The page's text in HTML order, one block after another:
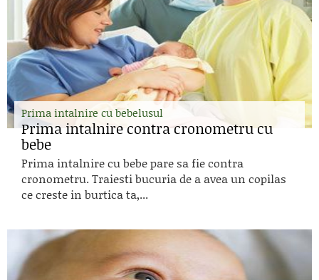
Prima intalnire cu bebelusul
Prima intalnire contra cronometru cu
bebe
Prima intalnire cu bebe pare sa fie contra
cronometru. Traiesti bucuria de a avea un copilas
ce creste in burtica ta,...